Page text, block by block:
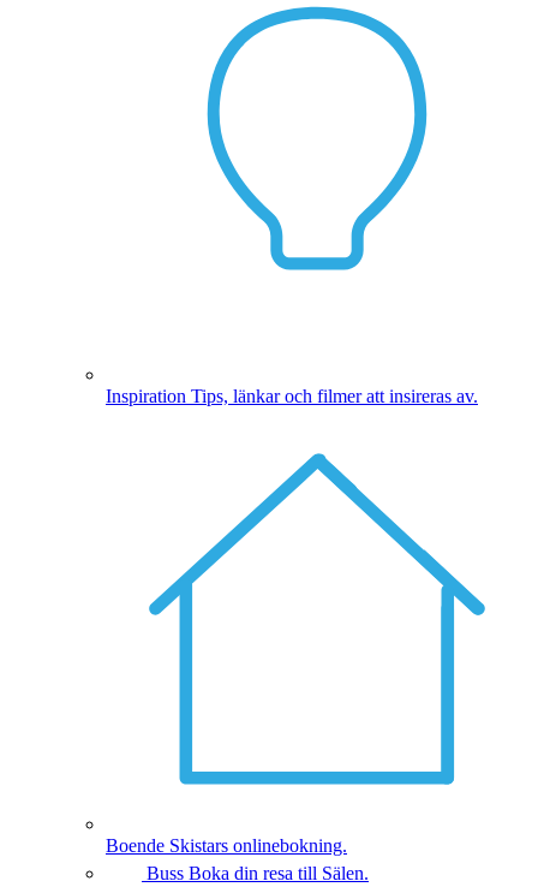
Inspiration Tips, länkar och filmer att insireras av.
Boende Skistars onlinebokning.
Buss Boka din resa till Sälen.